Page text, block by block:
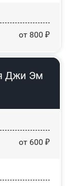
от 800 ₽
Джи Эм
от 600 ₽